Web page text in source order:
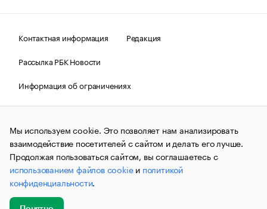
Контактная информация
Редакция
Рассылка РБК Новости
Информация об ограничениях
Правовая информация
О соблюдении авторских прав
© АО «РОСБИЗНЕСКОНСАЛТИНГ»,1995–2026.Сообщения
и материалы информационного агентства «РБК»
(зарегистрировано Федеральной службой по надзору в сфере
связи, информационных технологий и массовых
коммуникаций (Роскомнадзор) 09.12.2015 за номером ИА
№ФС77-63848) сопровождаются пометкой «РБК». Отдельные
публикации могут содержать информацию,
не предназначенную для пользователей
Мы используем cookie. Это позволяет нам анализировать
взаимодействие посетителей с сайтом и делать его лучше.
Продолжая пользоваться сайтом, вы соглашаетесь с
использованием файлов cookieи политикой
конфиденциальности.